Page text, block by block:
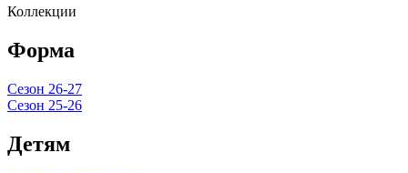
Коллекции
Форма
Сезон 26-27
Сезон 25-26
Детям